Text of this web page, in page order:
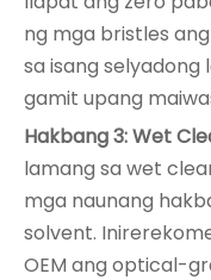
ng mga bristles
sa isang
gamit upang
Hakbang 3: Wet
lamang sa wet
mga naunang
solvent.
OEM ang optical-